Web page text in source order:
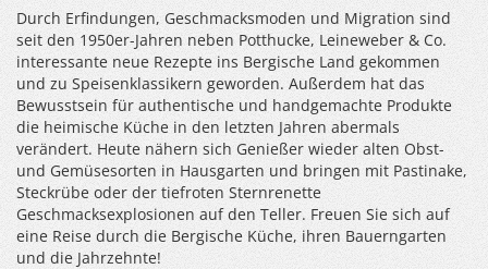
Durch Erfindungen, Geschmacksmoden und Migration sind
seit den 1950er-Jahren neben Potthucke, Leineweber & Co.
interessante neue Rezepte ins Bergische Land gekommen
und zu Speisenklassikern geworden. Außerdem hat das
Bewusstsein für authentische und handgemachte Produkte
die heimische Küche in den letzten Jahren abermals
verändert. Heute nähern sich Genießer wieder alten Obst-
und Gemüsesorten in Hausgarten und bringen mit Pastinake,
Steckrübe oder der tiefroten Sternrenette
Geschmacksexplosionen auf den Teller. Freuen Sie sich auf
eine Reise durch die Bergische Küche, ihren Bauerngarten
und die Jahrzehnte!